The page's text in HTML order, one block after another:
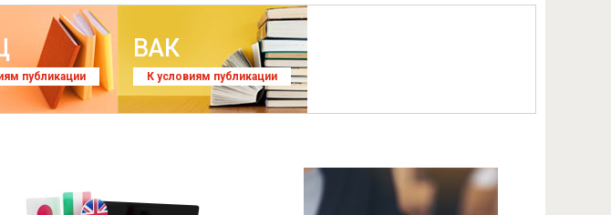
публикации
ВАК
К условиям публикации